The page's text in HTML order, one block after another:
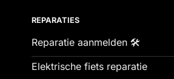
REPARATIES
Reparatie aanmelden 🛠️
Elektrische fiets reparatie